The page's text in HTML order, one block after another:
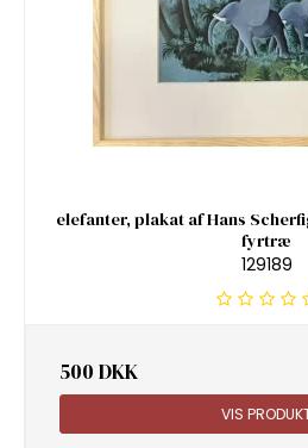
elefanter, plakat af Hans
fyrtræ
129189
500 DKK
VIS